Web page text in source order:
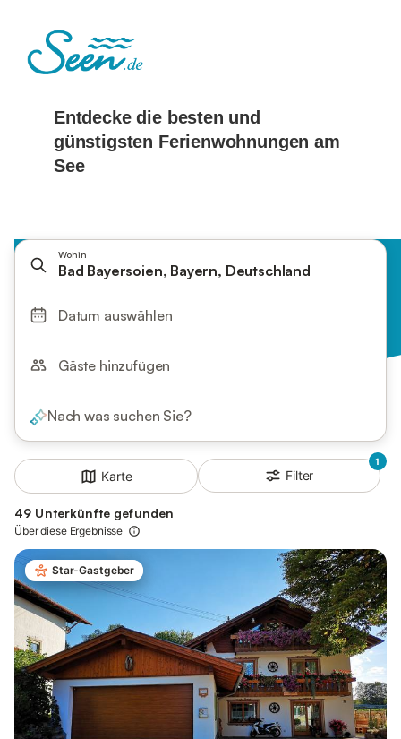
Wohin
Bad Bayersoien, Bayern, Deutschland
Datum auswählen
Gäste hinzufügen
Nach was suchen Sie?
Karte
1
Filter
49 Unterkünfte gefunden
Über diese Ergebnisse
Star-Gastgeber